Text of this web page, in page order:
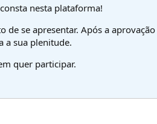
nesta plataforma!
se apresentar. Após a
a sua plenitude.
quer participar.